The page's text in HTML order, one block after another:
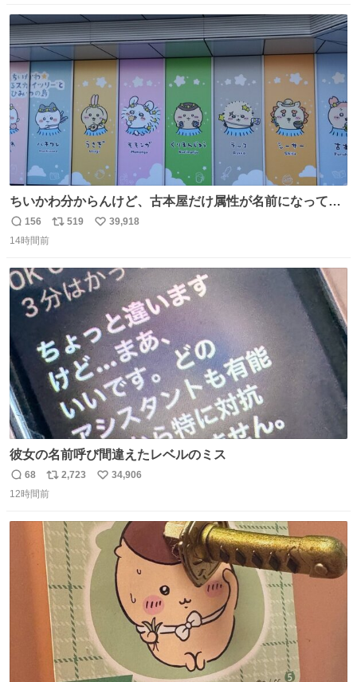
ト
数
数
ちいかわ分からんけど、古本屋だけ属性が名前になってる
のはどういうこと？
返
信
156
リ
ト
数
519
い
数
39,918
14時間前
彼女の名前呼び間違えたレベルのミス
返
信
68
リ
ポ
ト
数
2,723
い
数
34,906
12時間前